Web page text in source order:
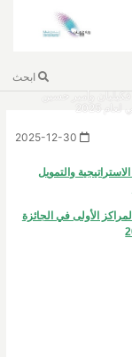
ابحث
والتمويل
وأمير حسين
2025
والتمويل
الأولى في الجائزة